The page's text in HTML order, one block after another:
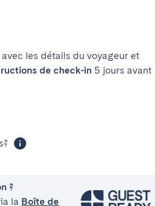
avec les détails du voyageur et
de check-in 5 jours avant
?
la Boîte de